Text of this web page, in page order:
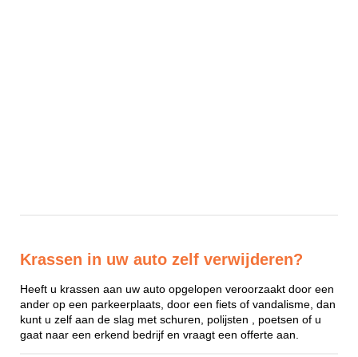
Krassen in uw auto zelf verwijderen?
Heeft u krassen aan uw auto opgelopen veroorzaakt door een
ander op een parkeerplaats, door een fiets of vandalisme, dan
kunt u zelf aan de slag met schuren, polijsten , poetsen of u
gaat naar een erkend bedrijf en vraagt een offerte aan.